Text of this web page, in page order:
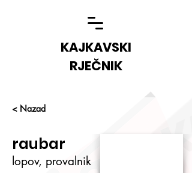
KAJKAVSKI
RJEČNIK
< Nazad
raubar
lopov, provalnik